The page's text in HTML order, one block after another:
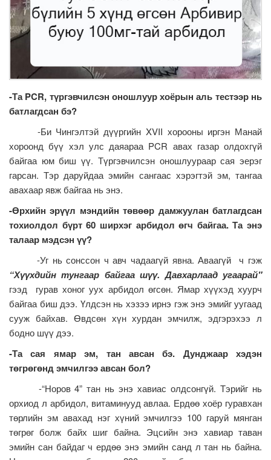
-ТаPCR, түргэвчилсэн оношлуур хоёрын аль тестээр нь
батлагдсан бэ?
-Би Чингэлтэй дүүргийн XVII хорооны иргэн Манай
хороонд бүү хэл улс даяараа PCR авах газар олдохгүй
байгаа юм биш үү. Түргэвчилсэн оношлуураар сая эерэг
гарсан. Тэр даруйдаа эмийн сангаас хэрэгтэй эм, тангаа
авахаар явж байгаа нь энэ.
-Өрхийн эрүүл мэндийн төвөөр дамжуулан батлагдсан
тохиолдол бүрт 60 ширхэг арбидол өгч байгаа. Та энэ
талаар мэдсэн үү?
-Уг нь сонссон ч авч чадаагүй явна. Аваагүй ч гэж
“Хүүхдийн тунгаар байгаа шүү. Давхарлаад угаарай"
гээд гурав хоног уух арбидол өгсөн. Ямар хүүхэд хуурч
байгаа биш дээ. Үлдсэн нь хэзээ ирнэ гэж энэ эмийг уугаад
сууж байхав. Өвдсөн хүн хурдан эмчилж, эдгэрэхээ л
бодно шүү дээ.
-Та сая ямар эм, тан авсан бэ. Дунджаар хэдэн
төгрөгөнд эмчилгээ авсан бол?
-“Норов 4” тан нь энэ хавиас олдсонгүй. Тэрийг нь
орхиод л арбидол, витаминууд авлаа. Ердөө хоёр гуравхан
төрлийн эм авахад нэг хүний эмчилгээ 100 гаруй мянган
төгрөг болж байх шиг байна. Эцсийн энэ хавиар таван
эмийн сан байдаг ч ердөө энэ эмийн санд л тан нь байна.